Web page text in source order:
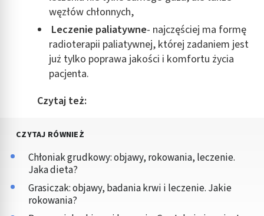
węzłów chłonnych,
Leczenie paliatywne- najczęściej ma formę
radioterapii paliatywnej, której zadaniem jest
już tylko poprawa jakości i komfortu życia
pacjenta.
Czytaj też:
CZYTAJ RÓWNIEŻ
Chłoniak grudkowy: objawy, rokowania, leczenie.
Jaka dieta?
Grasiczak: objawy, badania krwi i leczenie. Jakie
rokowania?